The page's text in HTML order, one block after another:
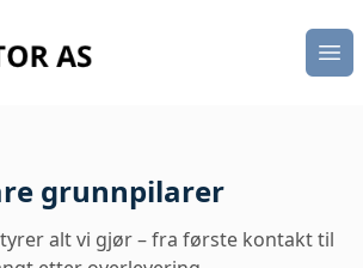
grunnpilarer
alt vi gjør – fra første kontakt til